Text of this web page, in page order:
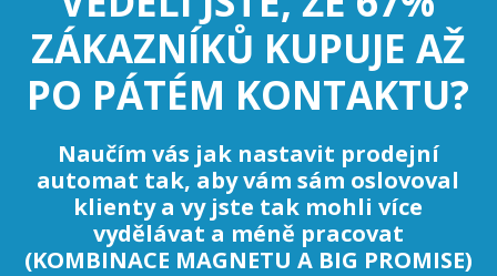
ZÁKAZNÍKŮ KUPUJE AŽ
PO PÁTÉM KONTAKTU?
Naučím vás jak nastavit prodejní
automat tak, aby vám sám oslovoval
klienty a vy jste tak mohli více
vydělávat a méně pracovat
(KOMBINACE MAGNETU A BIG PROMISE)